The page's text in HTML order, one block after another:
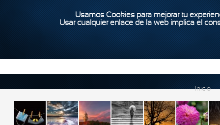
Usamos Cookies para mejorar tu
Usar cualquier enlace de la web implica el
Inicio